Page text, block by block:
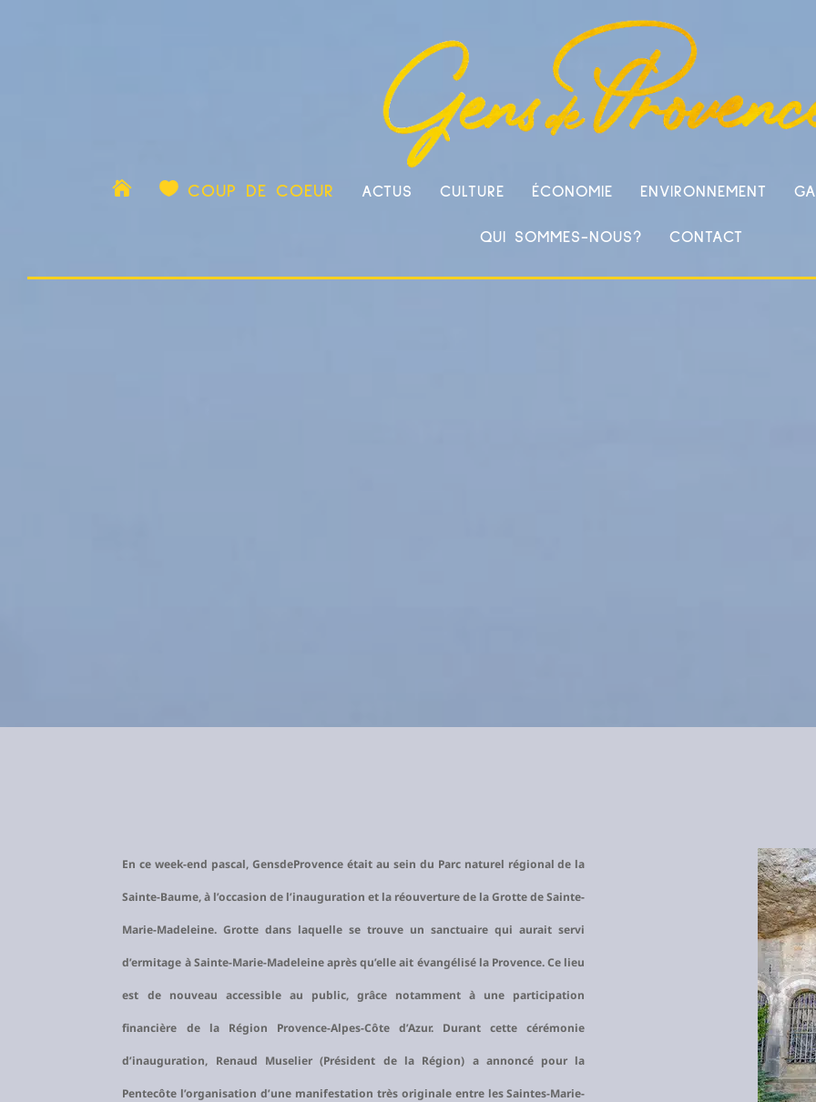
 COUP DE COEUR ACTUS CULTURE ÉCONOMIE ENVIRONNEMENT
QUI SOMMES-NOUS? CONTACT
En ce week-end pascal, GensdeProvence était au sein du Parc naturel régional de la
Sainte-Baume, à l’occasion de l’inauguration et la réouverture de la Grotte de Sainte-
Marie-Madeleine. Grotte dans laquelle se trouve un sanctuaire qui aurait servi
d’ermitage à Sainte-Marie-Madeleine après qu’elle ait évangélisé la Provence. Ce lieu
est de nouveau accessible au public, grâce notamment à une participation
financière de la Région Provence-Alpes-Côte d’Azur. Durant cette cérémonie
d’inauguration, Renaud Muselier (Président de la Région) a annoncé pour la
Pentecôte l’organisation d’une manifestation très originale entre les Saintes-Marie-